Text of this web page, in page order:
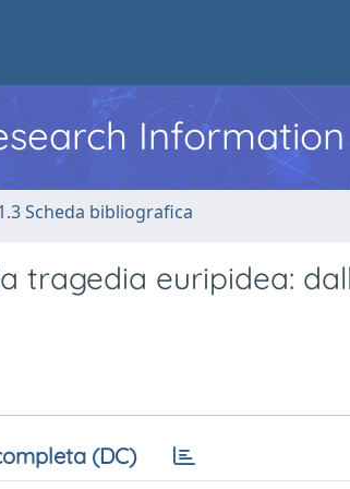
Scheda bibliografica
tragedia euripidea:
(DC)